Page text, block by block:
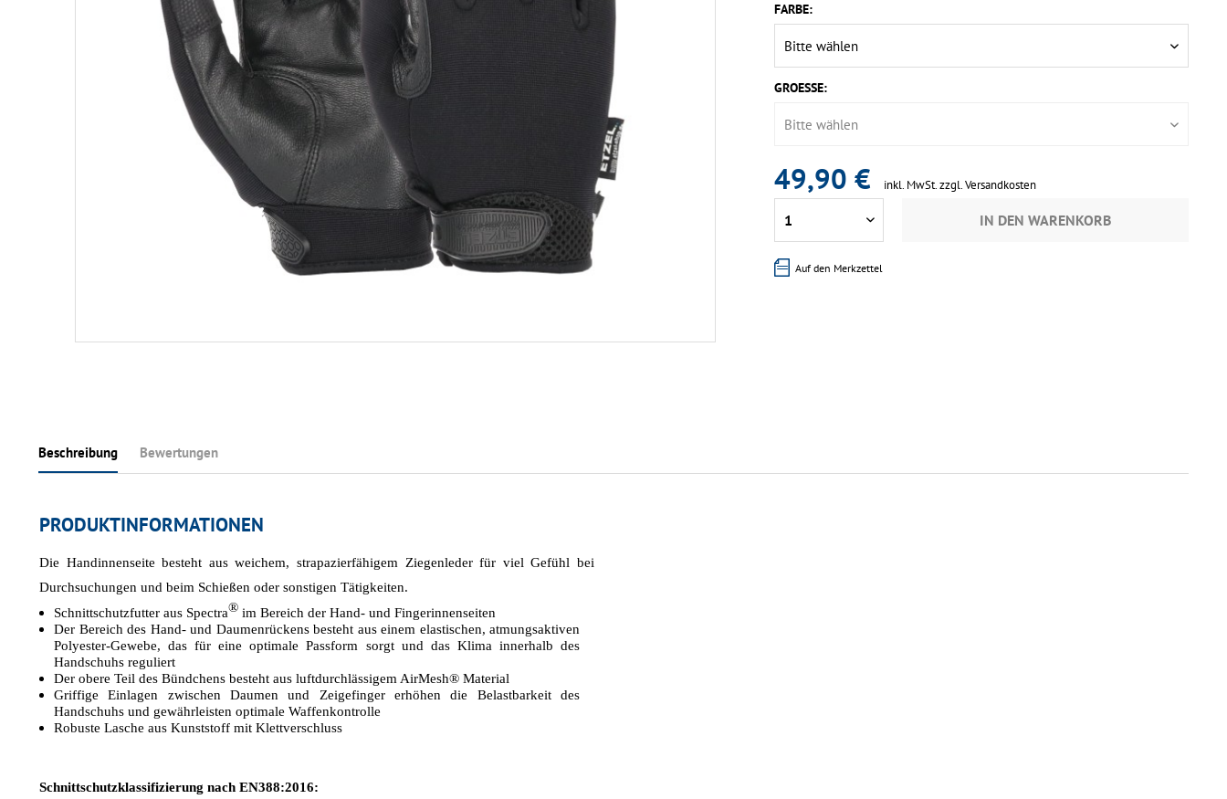
FARBE:
GROESSE:
49,90 € inkl. MwSt.zzgl. Versandkosten
IN DEN WARENKORB
Auf den Merkzettel
Beschreibung Bewertungen
PRODUKTINFORMATIONEN
Die Handinnenseite besteht aus weichem, strapazierfähigem Ziegenleder für viel Gefühl bei
Durchsuchungen und beim Schießen oder sonstigen Tätigkeiten.
Schnittschutzfutter aus Spectra® im Bereich der Hand- und Fingerinnenseiten
Der Bereich des Hand- und Daumenrückens besteht aus einem elastischen, atmungsaktiven
Polyester-Gewebe, das für eine optimale Passform sorgt und das Klima innerhalb des
Handschuhs reguliert
Der obere Teil des Bündchens besteht aus luftdurchlässigem AirMesh® Material
Griffige Einlagen zwischen Daumen und Zeigefinger erhöhen die Belastbarkeit des
Handschuhs und gewährleisten optimale Waffenkontrolle
Robuste Lasche aus Kunststoff mit Klettverschluss
Schnittschutzklassifizierung nach EN388:2016: